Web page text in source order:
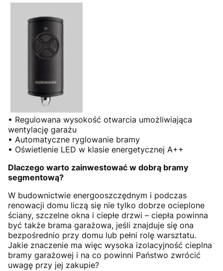
• Regulowana wysokość otwarcia umożliwiająca
wentylację garażu
• Automatyczne ryglowanie bramy
• Oświetlenie LED w klasie energetycznej A++
Dlaczego warto zainwestować w dobrą bramy
segmentową?
W budownictwie energooszczędnym i podczas
renowacji domu liczą się nie tylko dobrze ocieplone
ściany, szczelne okna i ciepłe drzwi – ciepła powinna
być także brama garażowa, jeśli znajduje się ona
bezpośrednio przy domu lub pełni rolę warsztatu.
Jakie znaczenie ma więc wysoka izolacyjność cieplna
bramy garażowej i na co powinni Państwo zwrócić
uwagę przy jej zakupie?